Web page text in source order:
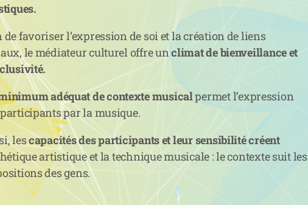
favoriser l’expression de soi et la création de liens
le médiateur culturel offre unclimat de bienveillance et
adéquat de contexte musicalpermet l’expression
par la musique.
lescapacités des participants et leur sensibilité créent
artistique et la technique musicale : le contexte suit les
des gens.